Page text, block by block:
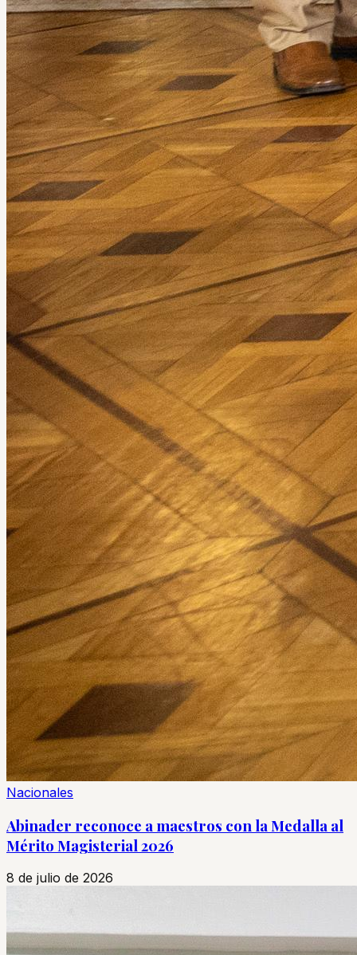
Nacionales
Abinader reconoce a maestros con la Medalla al
Mérito Magisterial 2026
8 de julio de 2026